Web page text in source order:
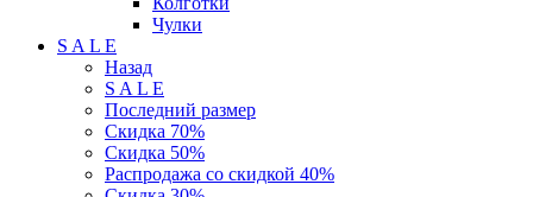
Чулки
S A L E
Назад
S A L E
Последний размер
Скидка 70%
Скидка 50%
Распродажа со скидкой 40%